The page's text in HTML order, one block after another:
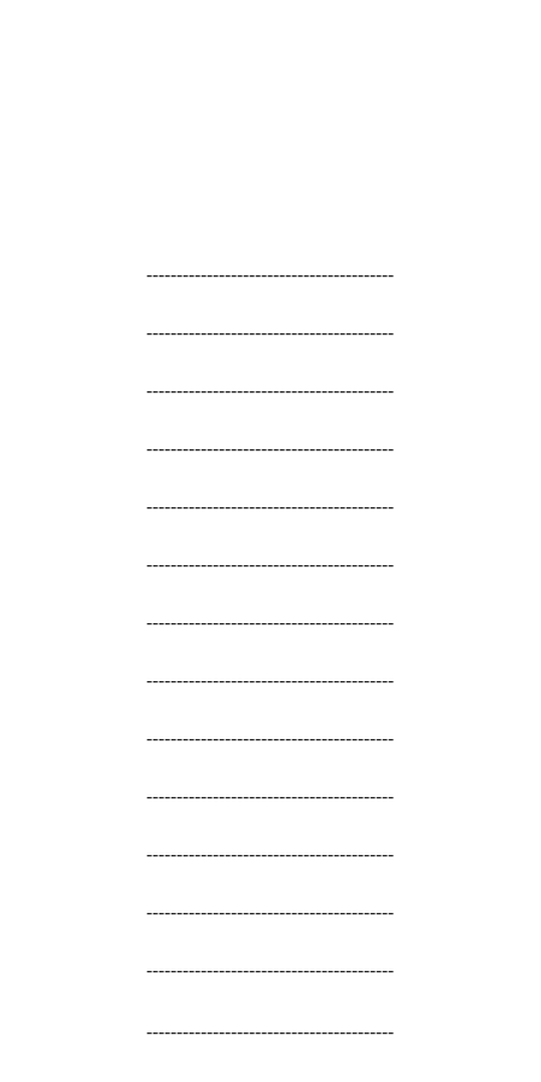
-----------------------------------------
-----------------------------------------
-----------------------------------------
-----------------------------------------
-----------------------------------------
-----------------------------------------
-----------------------------------------
-----------------------------------------
-----------------------------------------
-----------------------------------------
-----------------------------------------
-----------------------------------------
-----------------------------------------
-----------------------------------------